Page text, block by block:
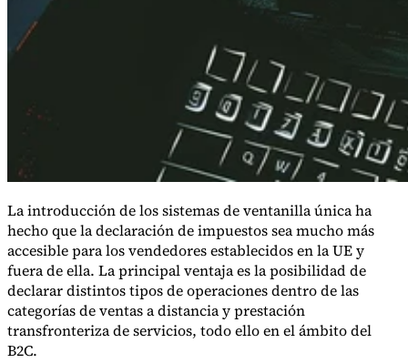
Todas las guías Asia-Pacífico
Impuestos indirectos 101
La introducción de los sistemas de ventanilla única ha
hecho que la declaración de impuestos sea mucho más
accesible para los vendedores establecidos en la UE y
fuera de ella. La principal ventaja es la posibilidad de
declarar distintos tipos de operaciones dentro de las
categorías de ventas a distancia y prestación
transfronteriza de servicios, todo ello en el ámbito del
B2C.